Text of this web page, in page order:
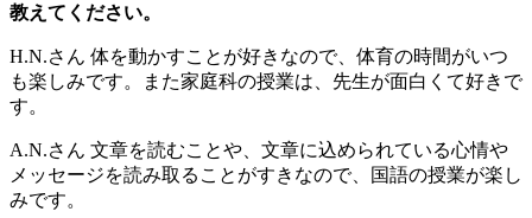
教えてください。
H.N.さん 体を動かすことが好きなので、体育の時間がいつ
も楽しみです。また家庭科の授業は、先生が面白くて好きで
す。
A.N.さん 文章を読むことや、文章に込められている心情や
メッセージを読み取ることがすきなので、国語の授業が楽し
みです。